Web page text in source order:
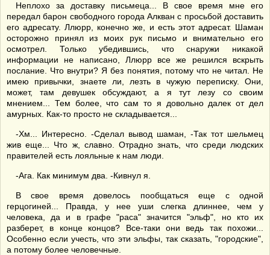
Неплохо за доставку письмеца... В свое время мне его
передал барон свободного города Алкван с просьбой доставить
его адресату. Ллюрр, конечно же, и есть этот адресат. Шаман
осторожно принял из моих рук письмо и внимательно его
осмотрел. Только убедившись, что снаружи никакой
информации не написано, Ллюрр все же решился вскрыть
послание. Что внутри? Я без понятия, потому что не читал. Не
имею привычки, знаете ли, лезть в чужую переписку. Они,
может, там девушек обсуждают, а я тут лезу со своим
мнением... Тем более, что сам то я довольно далек от дел
амурных. Как-то просто не складывается...
-Хм... Интересно. -Сделал вывод шаман, -Так тот шельмец
жив еще... Что ж, славно. Отрадно знать, что среди людских
правителей есть лояльные к нам люди.
-Ага. Как минимум два. -Кивнул я.
В свое время довелось пообщаться еще с одной
герцогиней... Правда, у нее уши слегка длиннее, чем у
человека, да и в графе "раса" значится "эльф", но кто их
разберет, в конце концов? Все-таки они ведь так похожи...
Особенно если учесть, что эти эльфы, так сказать, "городские",
а потому более человечные.